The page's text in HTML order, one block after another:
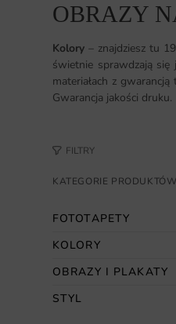
OBRAZY
Kolory – znajdziesz tu
świetnie sprawdzają
materiałach z
Gwarancja jakości druku.
FILTRY
KATEGORIE PRODUKTÓW
FOTOTAPETY
KOLORY
OBRAZY I PLAKATY
STYL